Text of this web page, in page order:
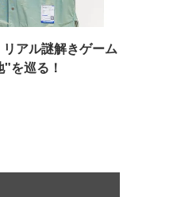
アル謎解きゲーム
を巡る！